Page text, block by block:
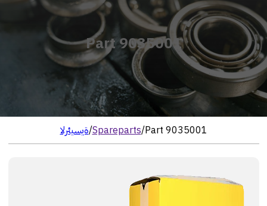
Part 9035001
الرئيسية/Spareparts/Part 9035001